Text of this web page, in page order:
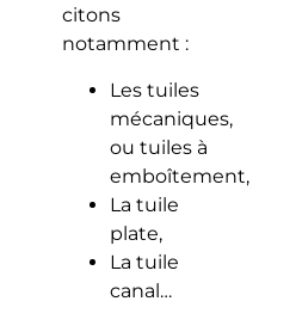
citons
notamment :
Les tuiles
mécaniques,
ou tuiles à
emboîtement,
La tuile
plate,
La tuile
canal…